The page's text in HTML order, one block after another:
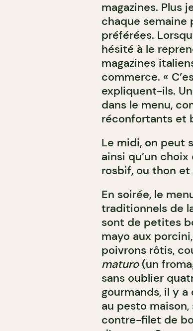
magazines. Plus
chaque semaine
préférées.
hésité à le
magazines
commerce. «
expliquent-ils.
dans le menu,
réconfortants et
Le midi, on peut
ainsi qu’un
rosbif, ou thon
En soirée, le
traditionnels de
sont de petites
mayo aux
poivrons rôtis,
maturo(un
sans oublier
gourmands, il y
au pesto
contre-filet de